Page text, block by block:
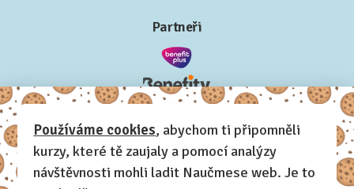
Partneři
Používáme cookies, abychom ti připomněli
kurzy, které tě zaujaly a pomocí analýzy
návštěvnosti mohli ladit Naučmese web. Je to